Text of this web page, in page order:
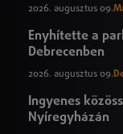
2026. augusztus 09.
Enyhítette a
Debrecenben
2026. augusztus 09.
Ingyenes
Nyíregyházán